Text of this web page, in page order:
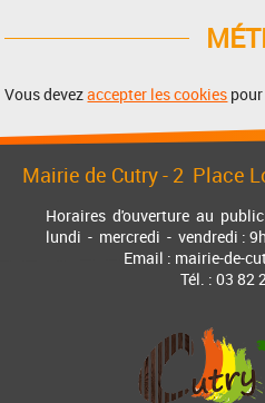
Vous devezaccepter les cookies
Mairie de Cutry - 2 Place
Horaires d'ouverture au
lundi - mercredi - vendredi :
Email : mairie-de-
Tél. : 03 82